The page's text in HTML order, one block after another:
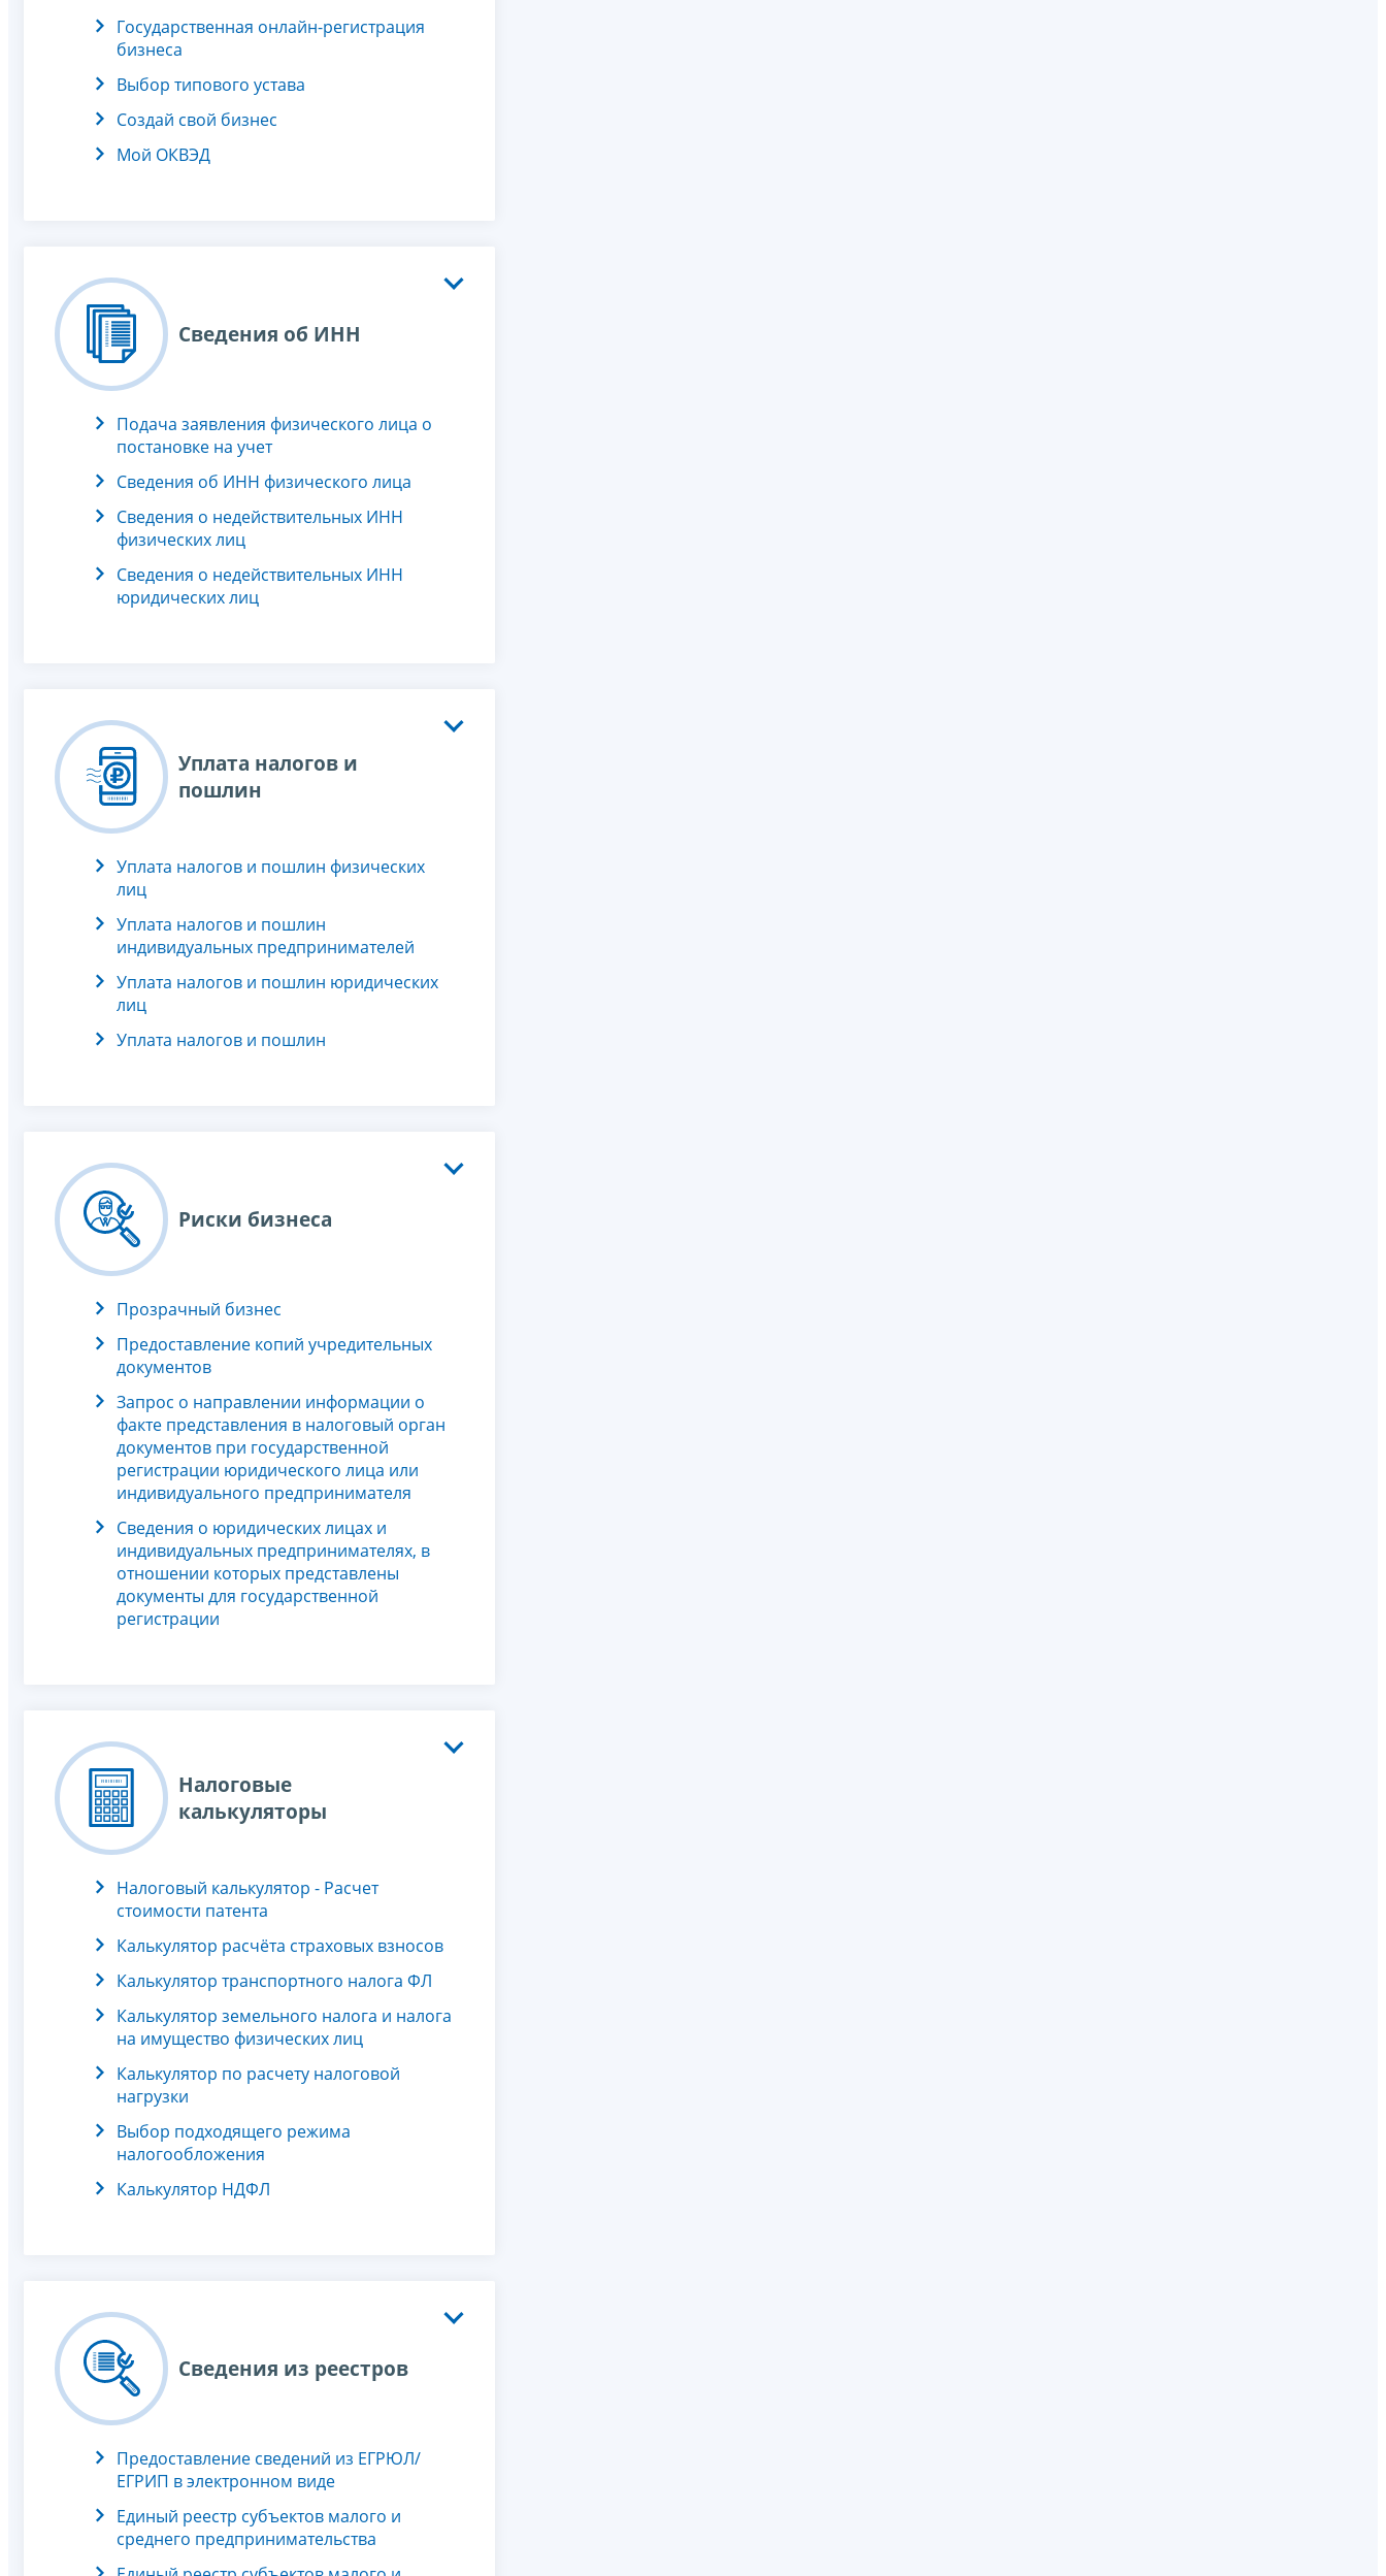
Государственная онлайн-регистрация
бизнеса
Выбор типового устава
Создай свой бизнес
Мой ОКВЭД
Сведения об ИНН
Подача заявления физического лица о
постановке на учет
Сведения об ИНН физического лица
Сведения о недействительных ИНН
физических лиц
Сведения о недействительных ИНН
юридических лиц
Уплата налогов и
пошлин
Уплата налогов и пошлин физических
лиц
Уплата налогов и пошлин
индивидуальных предпринимателей
Уплата налогов и пошлин юридических
лиц
Уплата налогов и пошлин
Риски бизнеса
Прозрачный бизнес
Предоставление копий учредительных
документов
Запрос о направлении информации о
факте представления в налоговый орган
документов при государственной
регистрации юридического лица или
индивидуального предпринимателя
Сведения о юридических лицах и
индивидуальных предпринимателях, в
отношении которых представлены
документы для государственной
регистрации
Налоговые
калькуляторы
Налоговый калькулятор - Расчет
стоимости патента
Калькулятор расчёта страховых взносов
Калькулятор транспортного налога ФЛ
Калькулятор земельного налога и налога
на имущество физических лиц
Калькулятор по расчету налоговой
нагрузки
Выбор подходящего режима
налогообложения
Калькулятор НДФЛ
Сведения из реестров
Предоставление сведений из ЕГРЮЛ/
ЕГРИП в электронном виде
Единый реестр субъектов малого и
среднего предпринимательства